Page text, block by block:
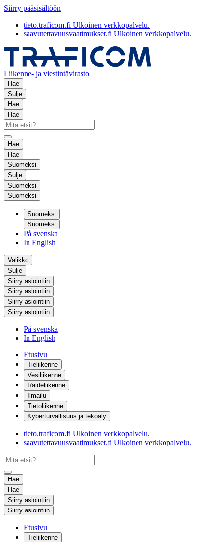
Siirry pääsisältöön
tieto.traficom.fi Ulkoinen verkkopalvelu.
saavutettavuusvaatimukset.fi Ulkoinen verkkopalvelu.
Liikenne- ja viestintävirasto
Hae
Sulje
Hae
Hae
Hae
Hae
Suomeksi
Sulje
Suomeksi
Suomeksi
Suomeksi
Suomeksi
På svenska
In English
Valikko
Sulje
Siirry asiointiin
Siirry asiointiin
Siirry asiointiin
Siirry asiointiin
På svenska
In English
Etusivu
Tieliikenne
Vesiliikenne
Raideliikenne
Ilmailu
Tietoliikenne
Kyberturvallisuus ja tekoäly
tieto.traficom.fi Ulkoinen verkkopalvelu.
saavutettavuusvaatimukset.fi Ulkoinen verkkopalvelu.
Hae
Hae
Siirry asiointiin
Siirry asiointiin
Etusivu
Tieliikenne